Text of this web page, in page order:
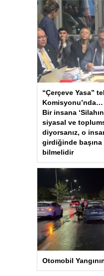
“Çerçeve Yasa”
Komisyonu’nda…
Bir insana
siyasal ve
diyorsanız, o
girdiğinde
bilmelidir
Otomobil